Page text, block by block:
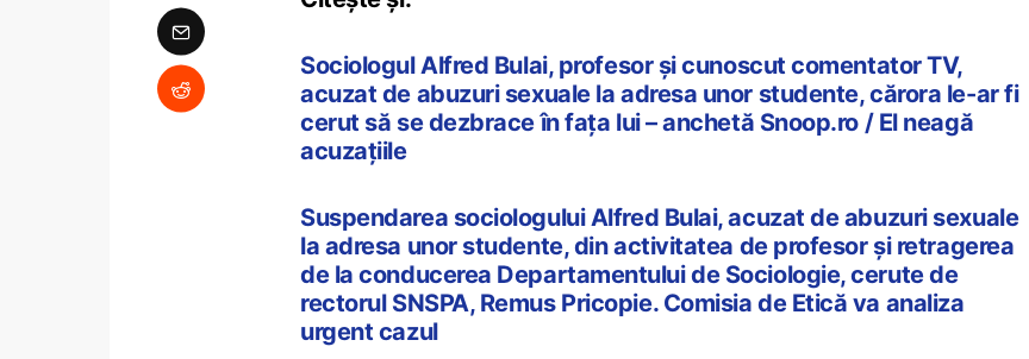
Sociologul Alfred Bulai, profesor și cunoscut comentator TV,
acuzat de abuzuri sexuale la adresa unor studente, cărora le-ar fi
cerut să se dezbrace în fața lui – anchetă Snoop.ro / El neagă
acuzațiile
Suspendarea sociologului Alfred Bulai, acuzat de abuzuri sexuale
la adresa unor studente, din activitatea de profesor și retragerea
de la conducerea Departamentului de Sociologie, cerute de
rectorul SNSPA, Remus Pricopie. Comisia de Etică va analiza
urgent cazul